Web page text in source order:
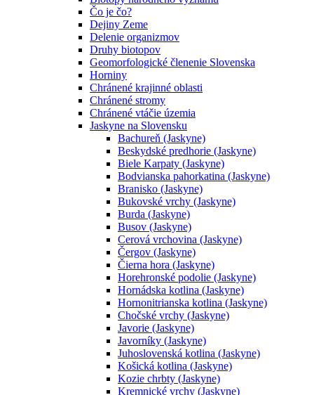
Čo je čo?
Dejiny Zeme
Delenie organizmov
Druhy biotopov
Geomorfologické členenie Slovenska
Horniny
Chránené krajinné oblasti
Chránené stromy
Chránené vtáčie územia
Jaskyne na Slovensku
Bachureň (Jaskyne)
Beskydské predhorie (Jaskyne)
Biele Karpaty (Jaskyne)
Bodvianska pahorkatina (Jaskyne)
Branisko (Jaskyne)
Bukovské vrchy (Jaskyne)
Burda (Jaskyne)
Busov (Jaskyne)
Cerová vrchovina (Jaskyne)
Čergov (Jaskyne)
Čierna hora (Jaskyne)
Horehronské podolie (Jaskyne)
Hornádska kotlina (Jaskyne)
Hornonitrianska kotlina (Jaskyne)
Chočské vrchy (Jaskyne)
Javorie (Jaskyne)
Javorníky (Jaskyne)
Juhoslovenská kotlina (Jaskyne)
Košická kotlina (Jaskyne)
Kozie chrbty (Jaskyne)
Kremnické vrchy (Jaskyne)